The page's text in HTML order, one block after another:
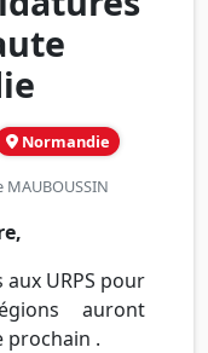
Normandie
MAUBOUSSIN
URPS pour
auront
prochain .